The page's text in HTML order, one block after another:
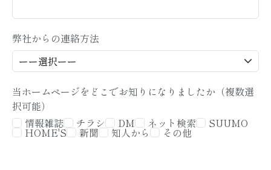
弊社からの連絡方法
当ホームページをどこでお知りになりましたか（複数選
択可能）
情報雑誌
チラシ DM ネット検索 SUUMO
HOME'S 新聞 知人から その他